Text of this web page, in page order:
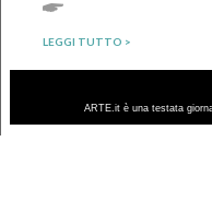
LEGGI TUTTO >
ARTE.it è una testata